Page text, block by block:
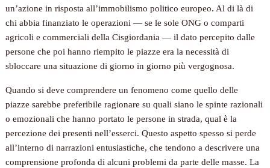
un’azione in risposta all’immobilismo politico europeo. Al di là di
chi abbia finanziato le operazioni — se le sole ONG o comparti
agricoli e commerciali della Cisgiordania — il dato percepito dalle
persone che poi hanno riempito le piazze era la necessità di
sbloccare una situazione di giorno in giorno più vergognosa.
Quando si deve comprendere un fenomeno come quello delle
piazze sarebbe preferibile ragionare su quali siano le spinte razionali
o emozionali che hanno portato le persone in strada, qual è la
percezione dei presenti nell’esserci. Questo aspetto spesso si perde
all’interno di narrazioni entusiastiche, che tendono a descrivere una
comprensione profonda di alcuni problemi da parte delle masse. La